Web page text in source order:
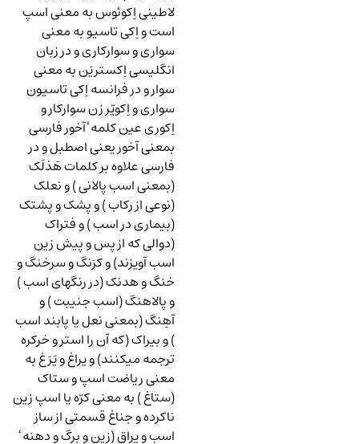
لاطینی اِکوئوس به معنی اسپ
است و اِکی تاسیو به معنی
سواری و سوارکاری و در زبان
انگلیسی اِکستریَن به معنی
سوار و در فرانسه اِکی تاسیون
سواری و اِکویّر زن سوارکار و
اِکوری عین کلمه ٔ آخور فارسی
بمعنی آخور یعنی اصطبل و در
فارسی علاوه بر کلمات هَذلَک
(بمعنی اسب پالانی ) و نعلک
(نوعی از رکاب ) و پشک و پشتک
(بیماری در اسب ) و فتراک
(دوالی که از پس و پیش زین
اسب آویزند) و کرَنگ و سرخنگ و
خنگ و هدنک (در رنگهای اسب )
و پالاهنگ (اسب جنیبت ) و
آهِنگ (بمعنی نعل یا پابند اسب
) و بیراک (که آن را استر و خرکره
ترجمه میکنند) و یراغ و یَرَغ به
معنی ریاضت اسپ و ستاک
(ستاغ ) به معنی کرّه یا اسپ زین
ناکرده و جناغ قسمتی از ساز
اسب و یراق (زین و برگ و دهنه ٔ